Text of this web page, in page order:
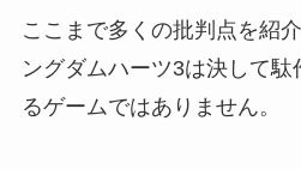
ここまで多くの批判点を紹
ングダムハーツ3は決して
るゲームではありません。